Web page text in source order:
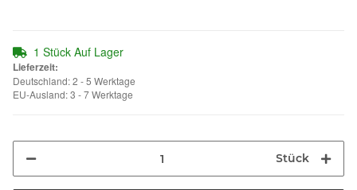
1 Stück Auf Lager
Lieferzeit:
Deutschland: 2 - 5 Werktage
EU-Ausland: 3 - 7 Werktage
Stück